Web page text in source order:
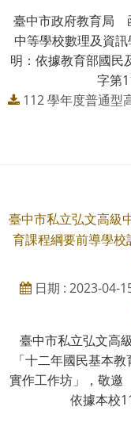
臺中市政府教育局
中等學校數理及資
明：依據教育部國民
字第
112 學年度普通型
臺中市私立弘文高級
育課程綱要前導學
日期 : 2023-04-
臺中市私立弘文高
「十二年國民基本
實作工作坊」，敬邀
依據本校